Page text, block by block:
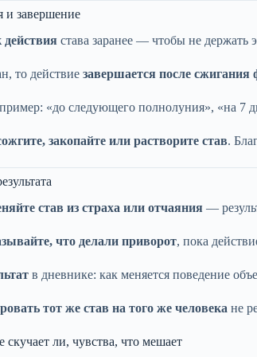
и завершение
действия става заранее — чтобы не
то действие завершается после
«до следующего полнолуния», «на 7
закопайте или растворите став.
став из страха или отчаяния —
что делали приворот, пока
в дневнике: как меняется поведение
тот же став на того же человека не
ли, чувства, что мешает